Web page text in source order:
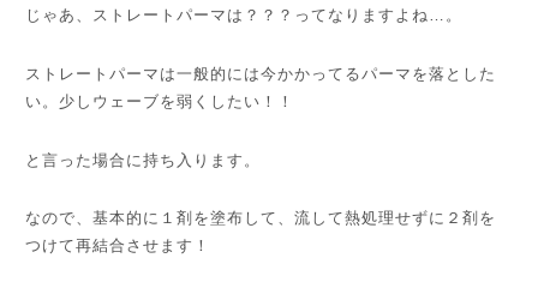
じゃあ、ストレートパーマは？？？ってなりますよね…。
ストレートパーマは一般的には今かかってるパーマを落とした
い。少しウェーブを弱くしたい！！
と言った場合に持ち入ります。
なので、基本的に１剤を塗布して、流して熱処理せずに２剤を
つけて再結合させます！